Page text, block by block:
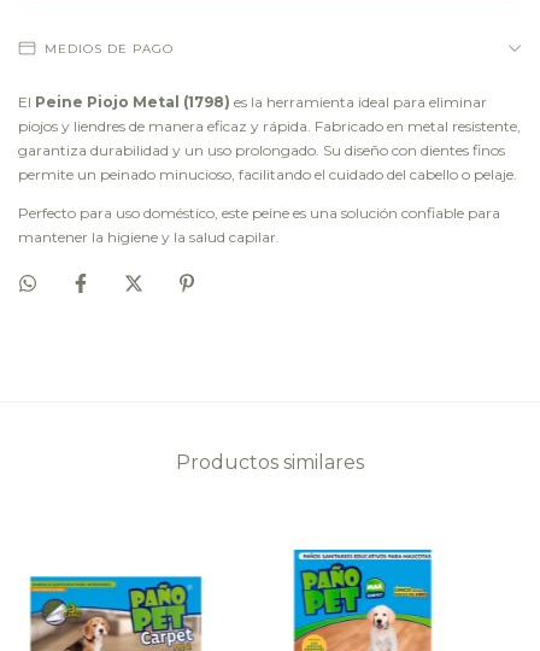
MEDIOS DE PAGO
El Peine Piojo Metal (1798) es la herramienta ideal para eliminar
piojos y liendres de manera eficaz y rápida. Fabricado en metal resistente,
garantiza durabilidad y un uso prolongado. Su diseño con dientes finos
permite un peinado minucioso, facilitando el cuidado del cabello o pelaje.
Perfecto para uso doméstico, este peine es una solución confiable para
mantener la higiene y la salud capilar.
Productos similares